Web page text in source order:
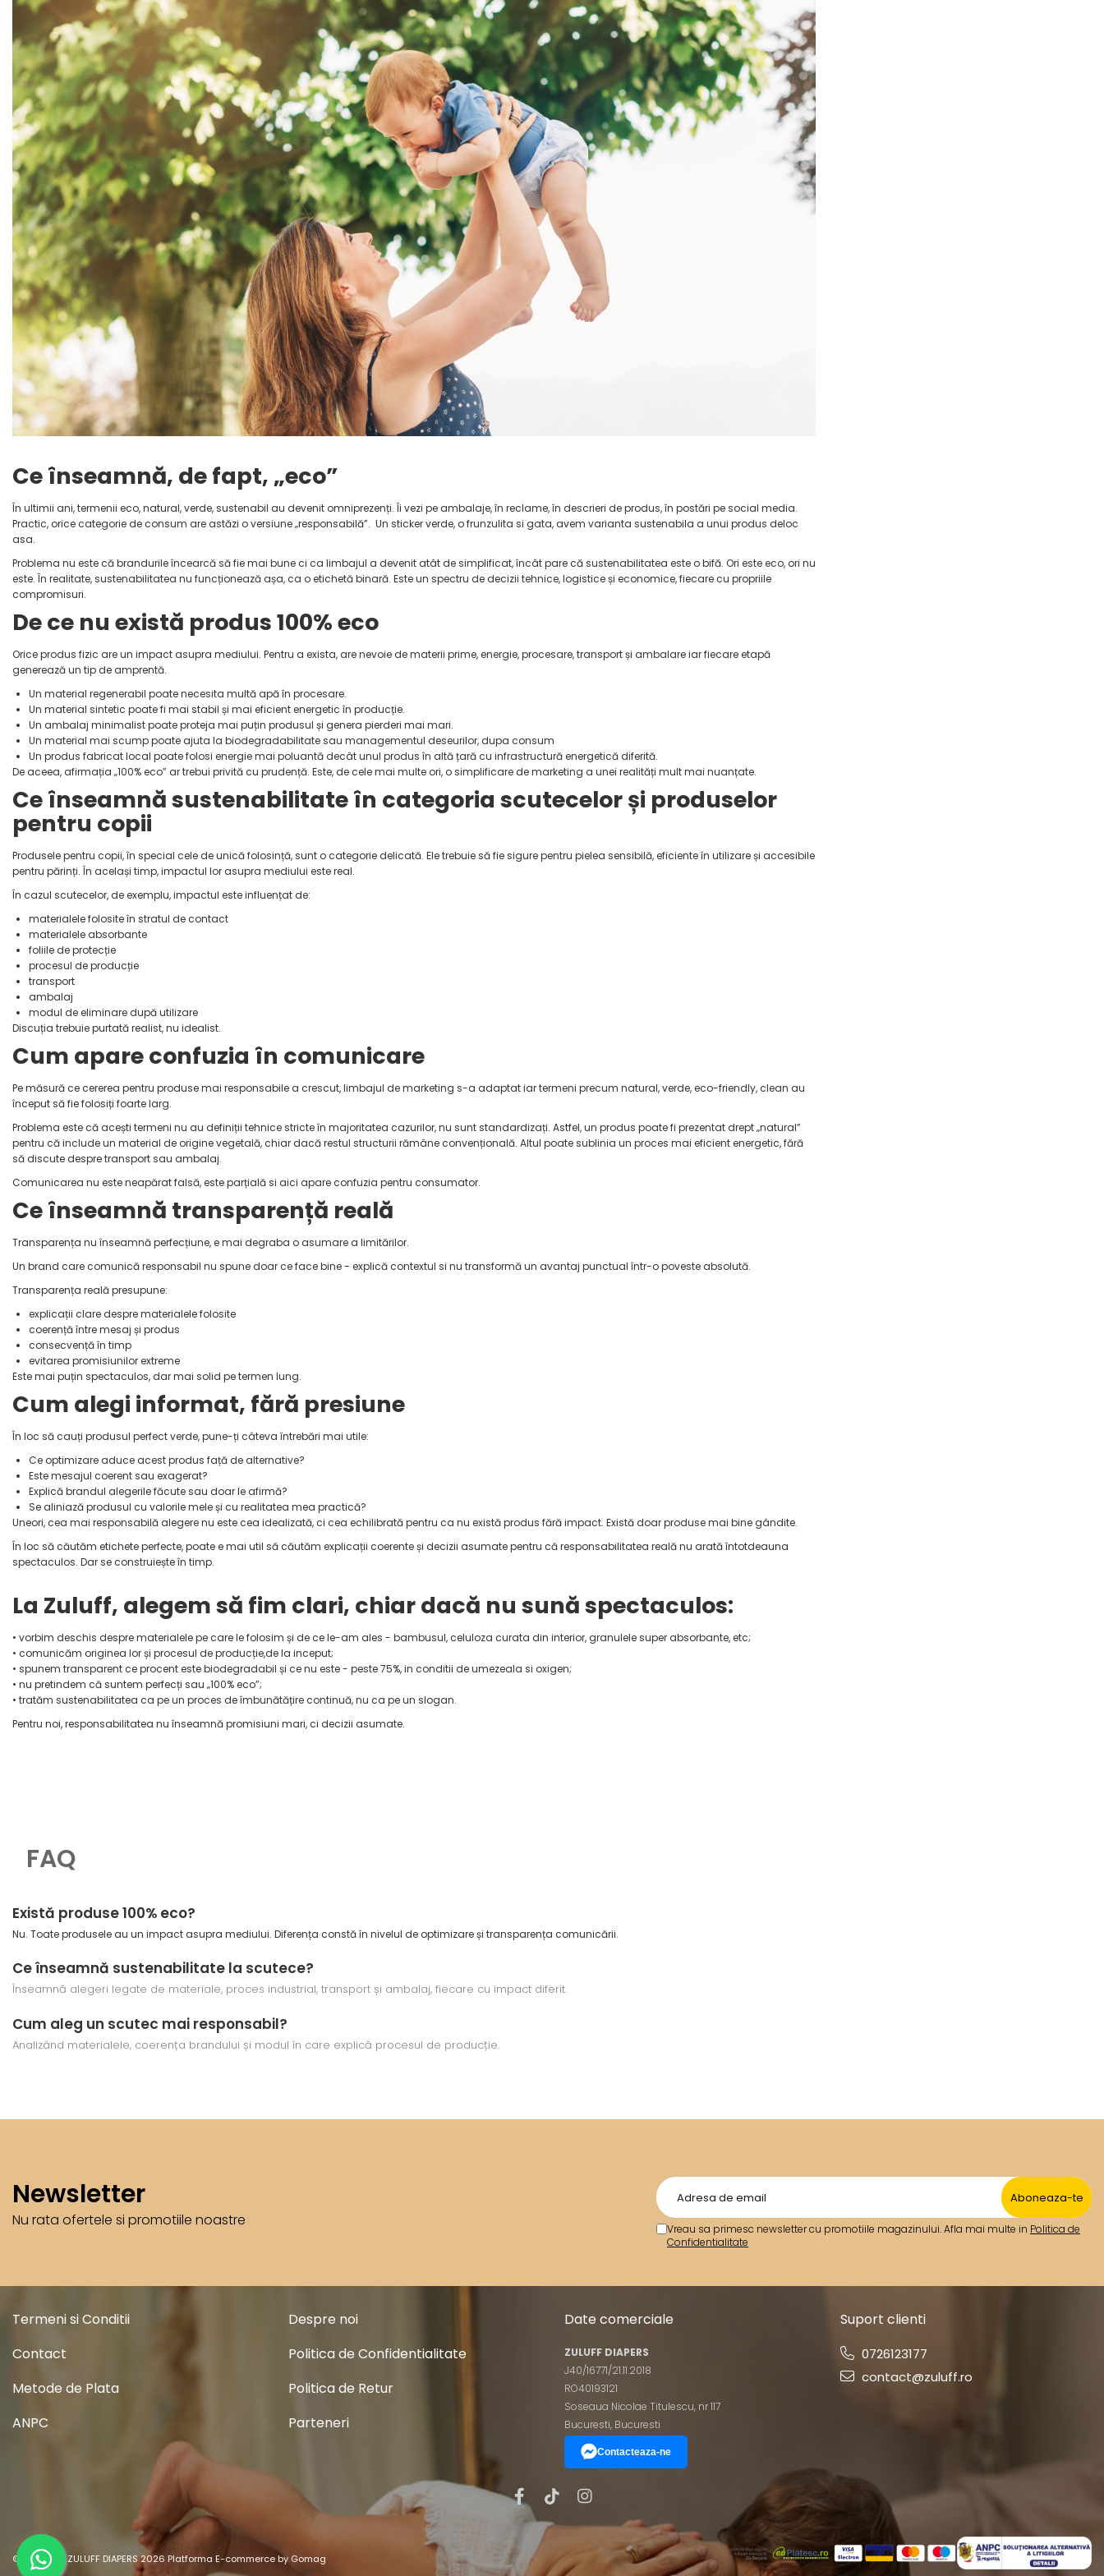
Jucarii pentru dentitie
CHARLIE BANANA
BAMBINO MIO
LOVE TO DREAM
Pijamale
Sac de dormit cu piciorușe
Sac de dormit pentru tranziție
Sac de dormit nou nascut
Swaddle Up
MY CARRY POTTY
Chilotei de antrenament la olita
Olite si reductoare
BABIATORS
Ce înseamnă, de fapt, „eco”
În ultimii ani, termenii eco, natural, verde, sustenabil au devenit omniprezenți. Îi vezi pe ambalaje, în reclame, în descrieri de produs, în postări pe social media.
Practic, orice categorie de consum are astăzi o versiune „responsabilă”. Un sticker verde, o frunzulita si gata, avem varianta sustenabila a unui produs deloc
asa.
Problema nu este că brandurile încearcă să fie mai bune ci ca limbajul a devenit atât de simplificat, încât pare că sustenabilitatea este o bifă. Ori este eco, ori nu
este. În realitate, sustenabilitatea nu funcționează așa, ca o etichetă binară. Este un spectru de decizii tehnice, logistice și economice, fiecare cu propriile
compromisuri.
De ce nu există produs 100% eco
Orice produs fizic are un impact asupra mediului. Pentru a exista, are nevoie de materii prime, energie, procesare, transport și ambalare iar fiecare etapă
generează un tip de amprentă.
Un material regenerabil poate necesita multă apă în procesare.
Un material sintetic poate fi mai stabil și mai eficient energetic în producție.
Un ambalaj minimalist poate proteja mai puțin produsul și genera pierderi mai mari.
Un material mai scump poate ajuta la biodegradabilitate sau managementul deseurilor, dupa consum
Un produs fabricat local poate folosi energie mai poluantă decât unul produs în altă țară cu infrastructură energetică diferită.
De aceea, afirmația „100% eco” ar trebui privită cu prudență. Este, de cele mai multe ori, o simplificare de marketing a unei realități mult mai nuanțate.
Ce înseamnă sustenabilitate în categoria scutecelor și produselor
pentru copii
Produsele pentru copii, în special cele de unică folosință, sunt o categorie delicată. Ele trebuie să fie sigure pentru pielea sensibilă, eficiente în utilizare și accesibile
pentru părinți. În același timp, impactul lor asupra mediului este real.
În cazul scutecelor, de exemplu, impactul este influențat de:
materialele folosite în stratul de contact
materialele absorbante
foliile de protecție
procesul de producție
transport
ambalaj
modul de eliminare după utilizare
Discuția trebuie purtată realist, nu idealist.
Cum apare confuzia în comunicare
Pe măsură ce cererea pentru produse mai responsabile a crescut, limbajul de marketing s-a adaptat iar termeni precum natural, verde, eco-friendly, clean au
început să fie folosiți foarte larg.
Problema este că acești termeni nu au definiții tehnice stricte în majoritatea cazurilor, nu sunt standardizați. Astfel, un produs poate fi prezentat drept „natural”
pentru că include un material de origine vegetală, chiar dacă restul structurii rămâne convențională. Altul poate sublinia un proces mai eficient energetic, fără
să discute despre transport sau ambalaj.
Comunicarea nu este neapărat falsă, este parțială si aici apare confuzia pentru consumator.
Ce înseamnă transparență reală
Transparența nu înseamnă perfecțiune, e mai degraba o asumare a limitărilor.
Un brand care comunică responsabil nu spune doar ce face bine - explică contextul si nu transformă un avantaj punctual într-o poveste absolută.
Transparența reală presupune:
explicații clare despre materialele folosite
coerență între mesaj și produs
consecvență în timp
evitarea promisiunilor extreme
Este mai puțin spectaculos, dar mai solid pe termen lung.
Cum alegi informat, fără presiune
În loc să cauți produsul perfect verde, pune-ți câteva întrebări mai utile:
Ce optimizare aduce acest produs față de alternative?
Este mesajul coerent sau exagerat?
Explică brandul alegerile făcute sau doar le afirmă?
Se aliniază produsul cu valorile mele și cu realitatea mea practică?
Uneori, cea mai responsabilă alegere nu este cea idealizată, ci cea echilibrată pentru ca nu există produs fără impact. Există doar produse mai bine gândite.
În loc să căutăm etichete perfecte, poate e mai util să căutăm explicații coerente și decizii asumate pentru că responsabilitatea reală nu arată întotdeauna
spectaculos. Dar se construiește în timp.
La Zuluff, alegem să fim clari, chiar dacă nu sună spectaculos:
• vorbim deschis despre materialele pe care le folosim și de ce le-am ales - bambusul, celuloza curata din interior, granulele super absorbante, etc;
• comunicăm originea lor și procesul de producție,de la inceput;
• spunem transparent ce procent este biodegradabil și ce nu este - peste 75%, in conditii de umezeala si oxigen;
• nu pretindem că suntem perfecți sau „100% eco”;
• tratăm sustenabilitatea ca pe un proces de îmbunătățire continuă, nu ca pe un slogan.
Pentru noi, responsabilitatea nu înseamnă promisiuni mari, ci decizii asumate.
FAQ
Există produse 100% eco?
Nu. Toate produsele au un impact asupra mediului. Diferența constă în nivelul de optimizare și transparența comunicării.
Ce înseamnă sustenabilitate la scutece?
Înseamnă alegeri legate de materiale, proces industrial, transport și ambalaj, fiecare cu impact diferit.
Cum aleg un scutec mai responsabil?
Analizând materialele, coerența brandului și modul în care explică procesul de producție.
Newsletter
Nu rata ofertele si promotiile noastre Vreau sa primesc newsletter cu promotiile magazinului. Afla mai multe in Politica de
Confidentialitate
Termeni si Conditii
Contact
Metode de Plata
ANPC
Despre noi
Politica de Confidentialitate
Politica de Retur
Parteneri
Date comerciale
ZULUFF DIAPERS
J40/16771/21.11.2018
RO40193121
Soseaua Nicolae Titulescu, nr 117
Bucuresti, Bucuresti
Contacteaza-ne
Suport clienti
0726123177
contact@zuluff.ro
©Copyright ZULUFF DIAPERS 2026 Platforma E-commerce by Gomag